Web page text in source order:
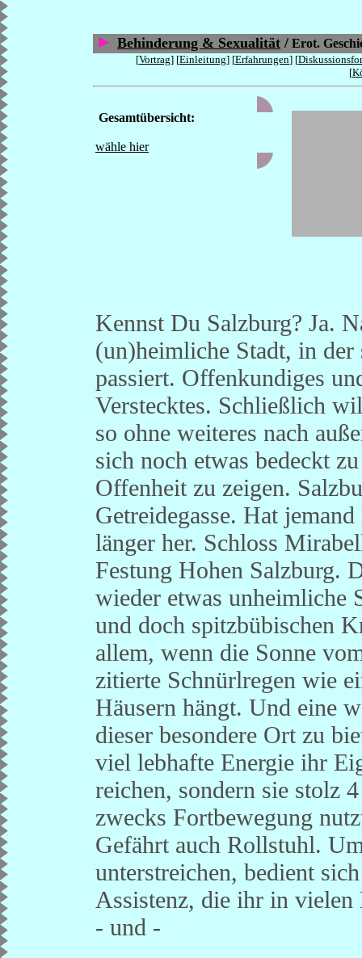
Behinderung & Sexualität / Erot.
[Vortrag] [Einleitung] [Erfahrungen] [
[
Gesamtübersicht:
wähle hier
Kennst Du Salzburg? Ja.
(un)heimliche Stadt, in der
passiert. Offenkundiges
Verstecktes. Schließlich
so ohne weiteres nach
sich noch etwas bedeckt
Offenheit zu zeigen.
Getreidegasse. Hat
länger her. Schloss
Festung Hohen Salzburg.
wieder etwas unheimliche
und doch spitzbübischen
allem, wenn die Sonne
zitierte Schnürlregen wie
Häusern hängt. Und eine
dieser besondere Ort zu
viel lebhafte Energie ihr
reichen, sondern sie stolz
zwecks Fortbewegung
Gefährt auch Rollstuhl.
unterstreichen, bedient
Assistenz, die ihr in
- und -